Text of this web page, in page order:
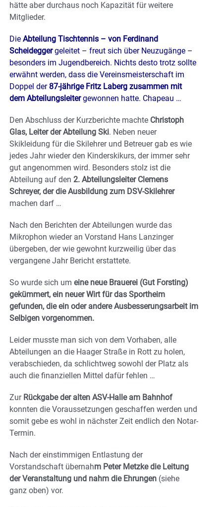
hätte aber durchaus noch Kapazität für weitere
Mitglieder.
Die Abteilung Tischtennis – von Ferdinand
Scheideggergeleitet – freut sich über Neuzugänge –
besonders im Jugendbereich. Nichts desto trotz sollte
erwähnt werden, dass die Vereinsmeisterschaft im
Doppel der87-jährige Fritz Laberg zusammen mit
dem Abteilungsleitergewonnen hatte. Chapeau …
Den Abschluss der Kurzberichte machte Christoph
Glas, Leiter der Abteilung Ski. Neben neuer
Skikleidung für die Skilehrer und Betreuer gab es wie
jedes Jahr wieder den Kinderskikurs, der immer sehr
gut angenommen wird. Besonders stolz ist die
Abteilung auf den 2. Abteilungsleiter Clemens
Schreyer, der die Ausbildung zum DSV-Skilehrer
machen darf …
Nach den Berichten der Abteilungen wurde das
Mikrophon wieder an Vorstand Hans Lanzinger
übergeben, der wie gewohnt kurzweilig über das
vergangene Jahr Bericht erstattete.
So wurde sich um eine neue Brauerei (Gut Forsting)
gekümmert, ein neuer Wirt für das Sportheim
gefunden, die ein oder andere Ausbesserungsarbeit im
Selbigen vorgenommen.
Leider musste man sich von dem Vorhaben, alle
Abteilungen an die Haager Straße in Rott zu holen,
verabschieden, da schlichtweg sowohl der Platz als
auch die finanziellen Mittel dafür fehlen …
Zur Rückgabe der alten ASV-Halle am Bahnhof
konnten die Voraussetzungen geschaffen werden und
somit gebe es wohl in nächster Zeit endlich den Notar-
Termin.
Nach der einstimmigen Entlastung der
Vorstandschaft übernahm Peter Metzke die Leitung
der Veranstaltung und nahm die Ehrungen (siehe
ganz oben) vor.